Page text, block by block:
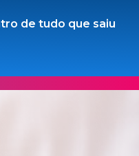
de tudo que saiu